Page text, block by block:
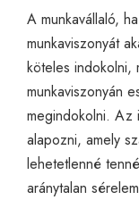
A munkavállaló,
munkaviszonyát
köteles indokolni,
munkaviszonyán
megindokolni. Az
alapozni, amely
lehetetlenné
aránytalan